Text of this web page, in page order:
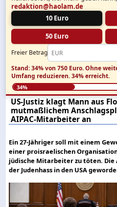
redaktion@haolam.de
10 Euro
50 Euro
Freier Betrag
Stand: 34% von 750 Euro.Ohne
Umfang reduzieren.34% erreicht.
34%
US-Justiz klagt Mann aus
mutmaßlichem
AIPAC-Mitarbeiter an
Ein 27-Jähriger soll mit einem
einer proisraelischen
jüdische Mitarbeiter zu töten. Die
der Judenhass in den USA